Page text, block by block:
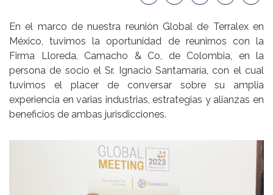
En el marco de nuestra reunión Global de Terralex en
México, tuvimos la oportunidad de reunirnos con la
Firma Lloreda, Camacho & Co, de Colombia, en la
persona de socio el Sr. Ignacio Santamaría, con el cual
tuvimos el placer de conversar sobre su amplia
experiencia en varias industrias, estrategias y alianzas en
beneficios de ambas jurisdicciones.